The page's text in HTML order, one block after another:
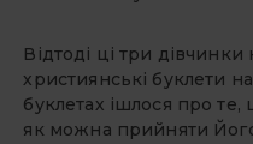
Відтоді ці три
християнські буклети
буклетах ішлося про
як можна прийняти